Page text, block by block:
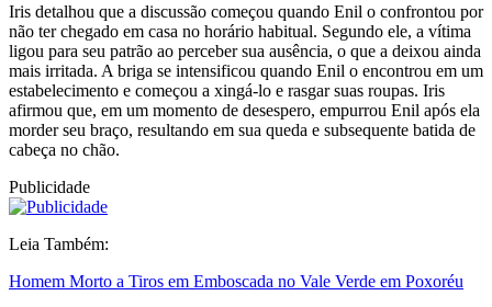
Iris detalhou que a discussão começou quando Enil o confrontou por
não ter chegado em casa no horário habitual. Segundo ele, a vítima
ligou para seu patrão ao perceber sua ausência, o que a deixou ainda
mais irritada. A briga se intensificou quando Enil o encontrou em um
estabelecimento e começou a xingá-lo e rasgar suas roupas. Iris
afirmou que, em um momento de desespero, empurrou Enil após ela
morder seu braço, resultando em sua queda e subsequente batida de
cabeça no chão.
Publicidade
Leia Também:
Homem Morto a Tiros em Emboscada no Vale Verde em Poxoréu